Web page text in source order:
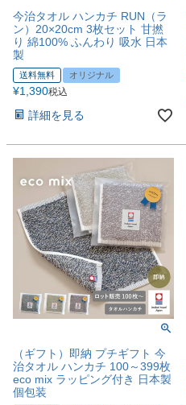
今治タオル ハンカチ RUN（ラ
ン）20×20cm 3枚セット 甘撚
り 綿100% ふんわり 吸水 日本
製
送料無料 オリジナル
¥1,390税込
詳細を見る
（ギフト）即納 プチギフト 今
治タオル ハンカチ 100～399枚
eco mix ラッピング付き 日本製
個包装